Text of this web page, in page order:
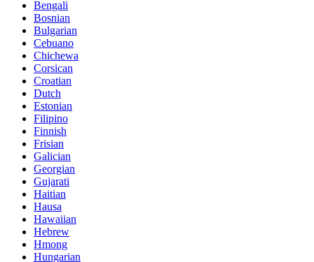
Bengali
Bosnian
Bulgarian
Cebuano
Chichewa
Corsican
Croatian
Dutch
Estonian
Filipino
Finnish
Frisian
Galician
Georgian
Gujarati
Haitian
Hausa
Hawaiian
Hebrew
Hmong
Hungarian